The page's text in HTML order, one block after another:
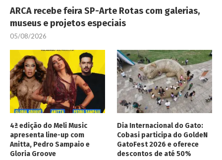
ARCA recebe feira SP-Arte Rotas com galerias,
museus e projetos especiais
05/08/2026
4ª edição do Meli Music
apresenta line-up com
Anitta, Pedro Sampaio e
Gloria Groove
Dia Internacional do Gato:
Cobasi participa do GoldeN
GatoFest 2026 e oferece
descontos de até 50%